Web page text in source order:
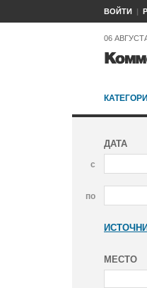
ВОЙТИ
06
ДАТА
с
по
МЕСТО